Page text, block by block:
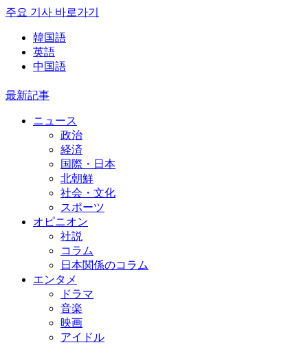
주요 기사 바로가기
韓国語
英語
中国語
最新記事
ニュース
政治
経済
国際・日本
北朝鮮
社会・文化
スポーツ
オピニオン
社説
コラム
日本関係のコラム
エンタメ
ドラマ
音楽
映画
アイドル